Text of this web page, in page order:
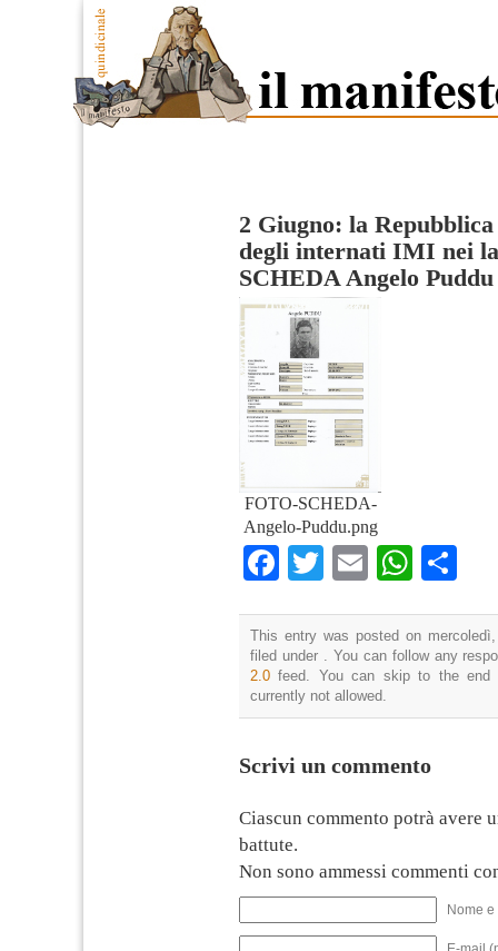
2 Giugno: la
degli internati IMI nei
SCHEDA Angelo Puddu
FOTO-SCHEDA-
Angelo-Puddu.png
Facebook
TwitterEmail
This entry was posted on
filed under . You can follow any
2.0 feed. You can skip to the end
currently not allowed.
Scrivi un commento
Ciascun commento potrà avere
battute.
Non sono ammessi commenti
Nome